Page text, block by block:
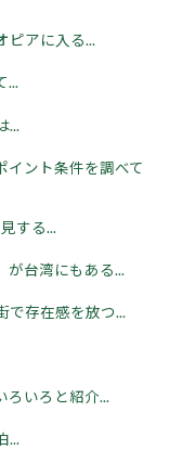
ピアに入る...
...
...
イント条件を調べて
する...
が台湾にもある...
で存在感を放つ...
ろいろと紹介...
...